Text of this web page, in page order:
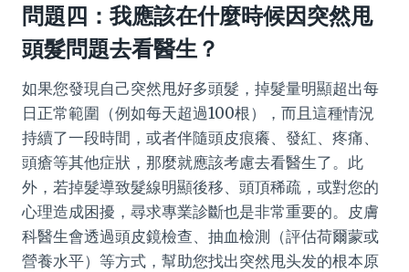
問題四：我應該在什麼時候因突然甩
頭髮問題去看醫生？
如果您發現自己突然甩好多頭髮，掉髮量明顯超出每
日正常範圍（例如每天超過100根），而且這種情況
持續了一段時間，或者伴隨頭皮痕癢、發紅、疼痛、
頭瘡等其他症狀，那麼就應該考慮去看醫生了。此
外，若掉髮導致髮線明顯後移、頭頂稀疏，或對您的
心理造成困擾，尋求專業診斷也是非常重要的。皮膚
科醫生會透過頭皮鏡檢查、抽血檢測（評估荷爾蒙或
營養水平）等方式，幫助您找出突然甩头发的根本原